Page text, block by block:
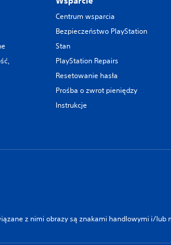
Centrum wsparcia
Bezpieczeństwo PlayStation
Stan
PlayStation Repairs
Resetowanie hasła
Prośba o zwrot pieniędzy
Instrukcje
z nimi obrazy są znakami handlowymi i/